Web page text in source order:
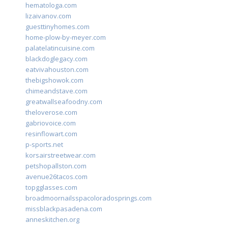
hematologa.com
lizaivanov.com
guesttinyhomes.com
home-plow-by-meyer.com
palatelatincuisine.com
blackdoglegacy.com
eatvivahouston.com
thebigshowok.com
chimeandstave.com
greatwallseafoodny.com
theloverose.com
gabriovoice.com
resinflowart.com
p-sports.net
korsairstreetwear.com
petshopallston.com
avenue26tacos.com
topgglasses.com
broadmoornailsspacoloradosprings.com
missblackpasadena.com
anneskitchen.org